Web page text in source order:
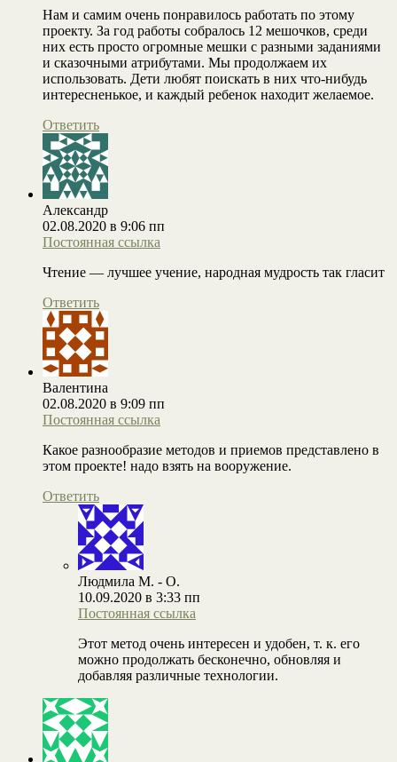
Нам и самим очень понравилось работать по этому
проекту. За год работы собралось 12 мешочков, среди
них есть просто огромные мешки с разными заданиями
и сказочными атрибутами. Мы продолжаем их
использовать. Дети любят поискать в них что-нибудь
интересненькое, и каждый ребенок находит желаемое.
Ответить
Александр
02.08.2020 в 9:06 пп
Постоянная ссылка
Чтение — лучшее учение, народная мудрость так гласит
Ответить
Валентина
02.08.2020 в 9:09 пп
Постоянная ссылка
Какое разнообразие методов и приемов представлено в
этом проекте! надо взять на вооружение.
Ответить
Людмила М. - О.
10.09.2020 в 3:33 пп
Постоянная ссылка
Этот метод очень интересен и удобен, т. к. его
можно продолжать бесконечно, обновляя и
добавляя различные технологии.